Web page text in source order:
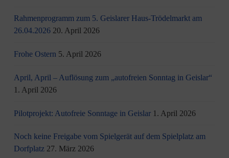
Rahmenprogramm zum 5. Geislarer Haus-Trödelmarkt am
26.04.2026 20. April 2026
Frohe Ostern 5. April 2026
April, April – Auflösung zum „autofreien Sonntag in Geislar“
1. April 2026
Pilotprojekt: Autofreie Sonntage in Geislar 1. April 2026
Noch keine Freigabe vom Spielgerät auf dem Spielplatz am
Dorfplatz 27. März 2026